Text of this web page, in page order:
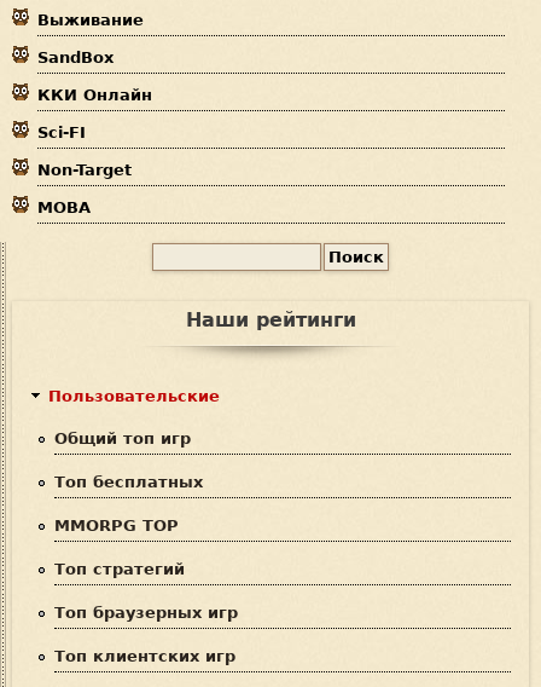
е
с
ь
Выживание
SandBox
ККИ Онлайн
Sci-FI
Non-Target
MOBA
Наши рейтинги
Пользовательские
Общий топ игр
Топ бесплатных
MMORPG TOP
Топ стратегий
Топ браузерных игр
Топ клиентских игр